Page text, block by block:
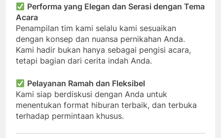
Performa yang Elegan dan Serasi dengan Tema
Acara
Penampilan tim kami selalu kami sesuaikan
dengan konsep dan nuansa pernikahan Anda.
Kami hadir bukan hanya sebagai pengisi acara,
tetapi bagian dari cerita indah Anda.
Pelayanan Ramah dan Fleksibel
Kami siap berdiskusi dengan Anda untuk
menentukan format hiburan terbaik, dan terbuka
terhadap permintaan khusus.